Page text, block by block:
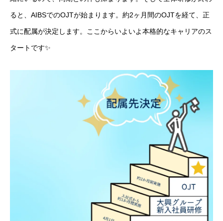
ると、AIBSでのOJTが始まります。約2ヶ月間のOJTを経て、正
式に配属が決定します。ここからいよいよ本格的なキャリアのス
タートです✨